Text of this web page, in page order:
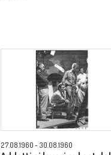
27.08.1960 - 30.08.1960